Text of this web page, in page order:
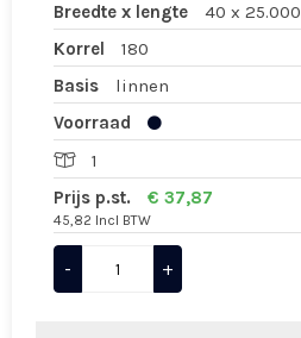
Breedte x lengte
40 x 25.000
Korrel
180
Basis
linnen
Voorraad
1
Prijs p.st.
€ 37,87
45,82 Incl BTW
- +